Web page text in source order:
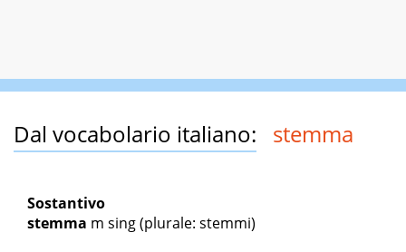
Dal vocabolario italiano: stemma
Sostantivo
stemma m sing(plurale: stemmi)